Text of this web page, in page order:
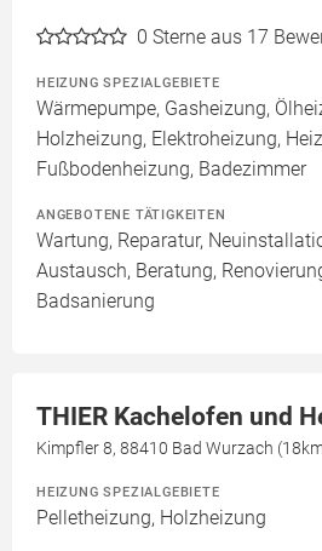
0 Sterne aus 17
HEIZUNG SPEZIALGEBIETE
Wärmepumpe, Gasheizung,
Holzheizung, Elektroheizung,
Fußbodenheizung, Badezimmer
ANGEBOTENE TÄTIGKEITEN
Wartung, Reparatur,
Austausch, Beratung,
Badsanierung
THIER Kachelofen und
Kimpfler 8, 88410 Bad Wurzach
HEIZUNG SPEZIALGEBIETE
Pelletheizung, Holzheizung